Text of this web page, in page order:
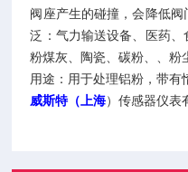
阀座产生的碰撞，会降低
泛：气力输送设备、医药、
粉煤灰、陶瓷、碳粉、、粉
用途：用于处理铝粉，带有
威斯特（上海）传感器仪表